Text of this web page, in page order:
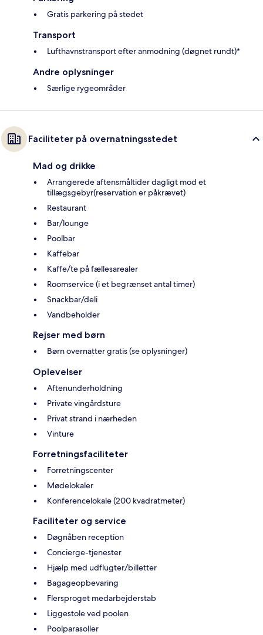
Gratis parkering på stedet
Transport
Lufthavnstransport efter anmodning (døgnet rundt)*
Andre oplysninger
Særlige rygeområder
Faciliteter på overnatningsstedet
Mad og drikke
Arrangerede aftensmåltider dagligt mod et
tillægsgebyr(reservation er påkrævet)
Restaurant
Bar/lounge
Poolbar
Kaffebar
Kaffe/te på fællesarealer
Roomservice (i et begrænset antal timer)
Snackbar/deli
Vandbeholder
Rejser med børn
Børn overnatter gratis (se oplysninger)
Oplevelser
Aftenunderholdning
Private vingårdsture
Privat strand i nærheden
Vinture
Forretningsfaciliteter
Forretningscenter
Mødelokaler
Konferencelokale (200 kvadratmeter)
Faciliteter og service
Døgnåben reception
Concierge-tjenester
Hjælp med udflugter/billetter
Bagageopbevaring
Flersproget medarbejderstab
Liggestole ved poolen
Poolparasoller